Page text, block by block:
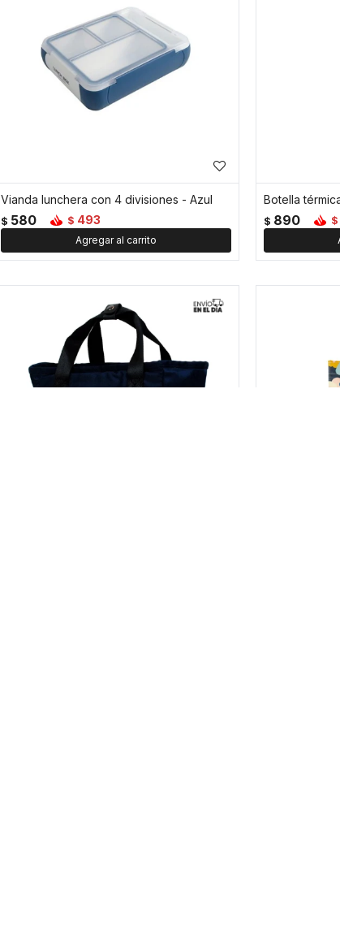
Vianda lunchera con 4 divisiones - Azul
$ 580 $ 493 $ 890 $